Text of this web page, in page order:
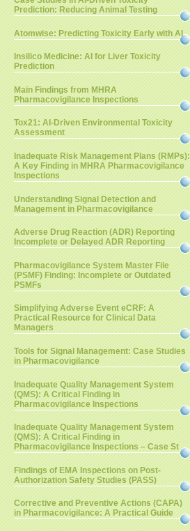
Prediction: Reducing Animal Testing
Atomwise: Predicting Toxicity Early with AI
Insilico Medicine: AI for Liver Toxicity
Prediction
Main Findings from MHRA
Pharmacovigilance Inspections
Tox21: AI-Driven Environmental Toxicity
Assessment
Inadequate Risk Management Plans (RMPs):
A Key Finding in MHRA Pharmacovigilance
Inspections
Understanding Signal Detection and
Management in Pharmacovigilance
Adverse Drug Reaction (ADR) Reporting
Incomplete or Delayed ADR Reporting
Pharmacovigilance System Master File
(PSMF) Finding: Incomplete or Outdated
PSMFs
Simplifying Adverse Event eCRF: A
Practical Resource for Clinical Data
Managers
Tools for Signal Management: Case Studies
in Pharmacovigilance
Inadequate Quality Management System
(QMS): A Critical Finding in
Pharmacovigilance Inspections
Inadequate Quality Management System
(QMS): A Critical Finding in
Pharmacovigilance Inspections – Case St
Findings of EMA Inspections on Post-
Authorization Safety Studies (PASS)
Corrective and Preventive Actions (CAPA)
in Pharmacovigilance: A Practical Guide